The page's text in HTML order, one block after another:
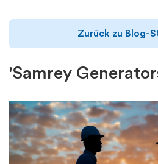
'Samrey
Zurück zu Blog-